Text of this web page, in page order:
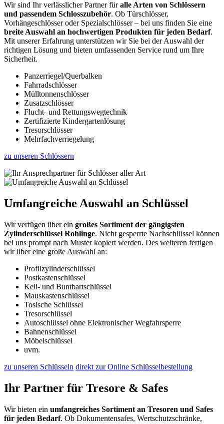
Wir sind Ihr verlässlicher Partner füralle Arten von Schlössern
und passendem Schlosszubehör. Ob Türschlösser,
Vorhängeschlösser oder Spezialschlösser – bei uns finden Sie eine
breite Auswahl an hochwertigen Produkten für jeden Bedarf.
Mit unserer Erfahrung unterstützen wir Sie bei der Auswahl der
richtigen Lösung und bieten umfassenden Service rund um Ihre
Sicherheit.
Panzerriegel/Querbalken
Fahrradschlösser
Mülltonnenschlösser
Zusatzschlösser
Flucht- und Rettungswegtechnik
Zertifizierte Kindergartenlösung
Tresorschlösser
Mehrfachverriegelung
zu unseren Schlössern
Umfangreiche Auswahl an Schlüssel
Wir verfügen über ein großes Sortiment der gängigsten
Zylinderschlüssel Rohlinge. Nicht gesperrte Nachschlüssel können
bei uns prompt nach Muster kopiert werden. Des weiteren fertigen
wir über eine große Auswahl an:
Profilzylinderschlüssel
Postkastenschlüssel
Keil- und Buntbartschlüssel
Mauskastenschlüssel
Tosische Schlüssel
Tresorschlüssel
Autoschlüssel ohne Elektronischer Wegfahrsperre
Bahnenschlüssel
Möbelschlüssel
uvm.
zu unseren Schlüsseln direkt zur Online Schlüsselbestellung
Ihr Partner für Tresore & Safes
Wir bieten ein umfangreiches Sortiment an Tresoren und Safes
für jeden Bedarf. Ob Dokumentensafes, Wertschutzschränke,